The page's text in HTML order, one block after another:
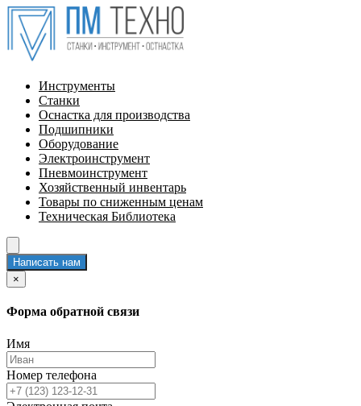
Инструменты
Станки
Оснастка для производства
Подшипники
Оборудование
Электроинструмент
Пневмоинструмент
Хозяйственный инвентарь
Товары по сниженным ценам
Техническая Библиотека
Написать нам
×
Форма обратной связи
Имя
Номер телефона